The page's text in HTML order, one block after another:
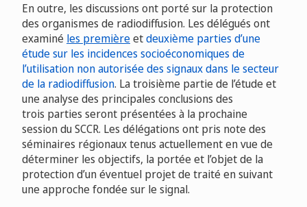
En outre, les discussions ont porté sur la protection
des organismes de radiodiffusion. Les délégués ont
examiné les premièreetdeuxième parties d’une
étude sur les incidences socioéconomiques de
l’utilisation non autorisée des signaux dans le secteur
de la radiodiffusion. La troisième partie de l’étude et
une analyse des principales conclusions des
trois parties seront présentées à la prochaine
session du SCCR. Les délégations ont pris note des
séminaires régionaux tenus actuellement en vue de
déterminer les objectifs, la portée et l’objet de la
protection d’un éventuel projet de traité en suivant
une approche fondée sur le signal.